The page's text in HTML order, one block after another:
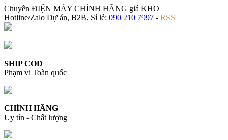
Chuyên ĐIỆN MÁY CHÍNH HÃNG giá KHO
Hotline/Zalo Dự án, B2B, Sỉ lẻ: 090 210 7997 - RSS
SHIP COD
Phạm vi Toàn quốc
CHÍNH HÃNG
Uy tín - Chất lượng